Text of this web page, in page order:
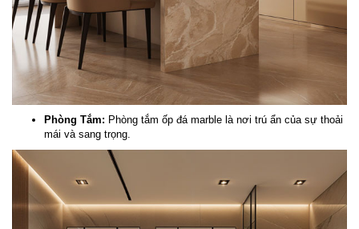
Phòng Tắm: Phòng tắm ốp đá marble là nơi trú ẩn của sự thoải
mái và sang trọng.